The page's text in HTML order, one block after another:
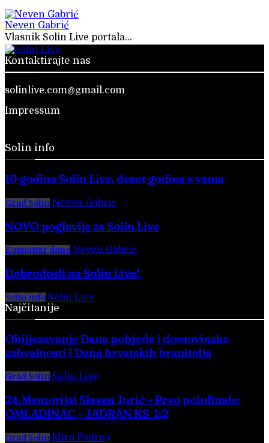
Neven Gabrić
Vlasnik Solin Live portala...
Kontaktirajte nas
solinlive.com@gmail.com
Impressum
Solin info
10 godina Solin Live, deset godina s vama
Grad Solin Neven Gabrić
NOVO poglavlje za Solin Live
Komentar dana Neven Gabrić
Dobrodošli na Solin Live!
Solin info Solin Live
Najčitanije
Obilježavanje Dana pobjede i domovinske
zahvalnosti i Dana hrvatskih branitelja
Grad Solin Solin Live
24.Memorijal Slaven Jurić – Prvo polufinale:
OMLADINAC – JADRAN KS 1:2
Grad Solin Miro Podrug